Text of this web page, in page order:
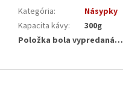
Kategória:
Násypky
Kapacita kávy:
300g
Položka bola vypredaná…